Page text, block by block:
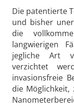
Die patentierte
und bisher
die
langwierigen
jegliche Art
verzichtet
invasionsfreie
die Möglichkeit,